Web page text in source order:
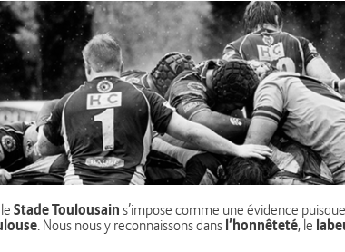
Stade Toulousains’impose comme une évidence
. Nous nous y reconnaissons dansl’honnêteté, le